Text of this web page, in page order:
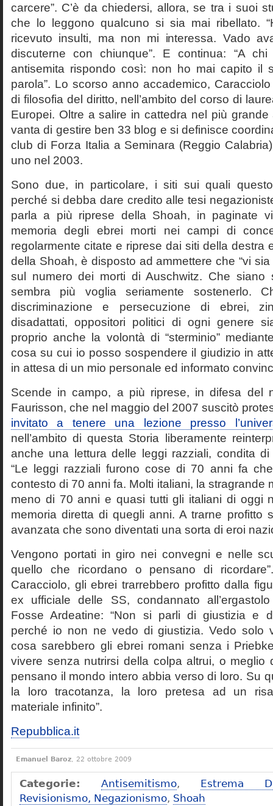
carcere”. C’è da chiedersi, allora, se tra i suoi
che lo leggono qualcuno si sia mai ribellato.
ricevuto insulti, ma non mi interessa. Vado
discuterne con chiunque”. E continua: “A
antisemita rispondo così: non ho mai capito il
parola”. Lo scorso anno accademico,
di filosofia del diritto, nell’ambito del corso di
Europei. Oltre a salire in cattedra nel più grande
vanta di gestire ben 33 blog e si definisce
club di Forza Italia a Seminara (Reggio
uno nel 2003.
Sono due, in particolare, i siti sui quali
perché si debba dare credito alle tesi
parla a più riprese della Shoah, in paginate
memoria degli ebrei morti nei campi di
regolarmente citate e riprese dai siti della destra
della Shoah, è disposto ad ammettere che “vi
sul numero dei morti di Auschwitz. Che siano
sembra più voglia seriamente sostenerlo.
discriminazione e persecuzione di ebrei,
disadattati, oppositori politici di ogni genere
proprio anche la volontà di “sterminio”
cosa su cui io posso sospendere il giudizio in
in attesa di un mio personale ed informato
Scende in campo, a più riprese, in difesa del
Faurisson, che nel maggio del 2007 suscitò
invitato a tenere una lezione presso
nell’ambito di questa Storia liberamente
anche una lettura delle leggi razziali, condita di
“Le leggi razziali furono cose di 70 anni fa
contesto di 70 anni fa. Molti italiani, la stragrande
meno di 70 anni e quasi tutti gli italiani di oggi
memoria diretta di quegli anni. A trarne profitto
avanzata che sono diventati una sorta di eroi
Vengono portati in giro nei convegni e nelle
quello che ricordano o pensano di
Caracciolo, gli ebrei trarrebbero profitto dalla
ex ufficiale delle SS, condannato
Fosse Ardeatine: “Non si parli di giustizia e
perché io non ne vedo di giustizia. Vedo solo
cosa sarebbero gli ebrei romani senza i
vivere senza nutrirsi della colpa altrui, o meglio
pensano il mondo intero abbia verso di loro. Su
la loro tracotanza, la loro pretesa ad un
materiale infinito”.
Repubblica.it
Emanuel Baroz, 22 ottobre 2009
Categorie: Antisemitismo, Estrema
Revisionismo, Negazionismo, Shoah